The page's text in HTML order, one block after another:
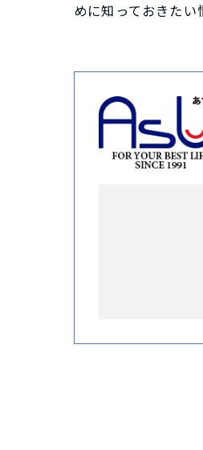
めに知っておきた